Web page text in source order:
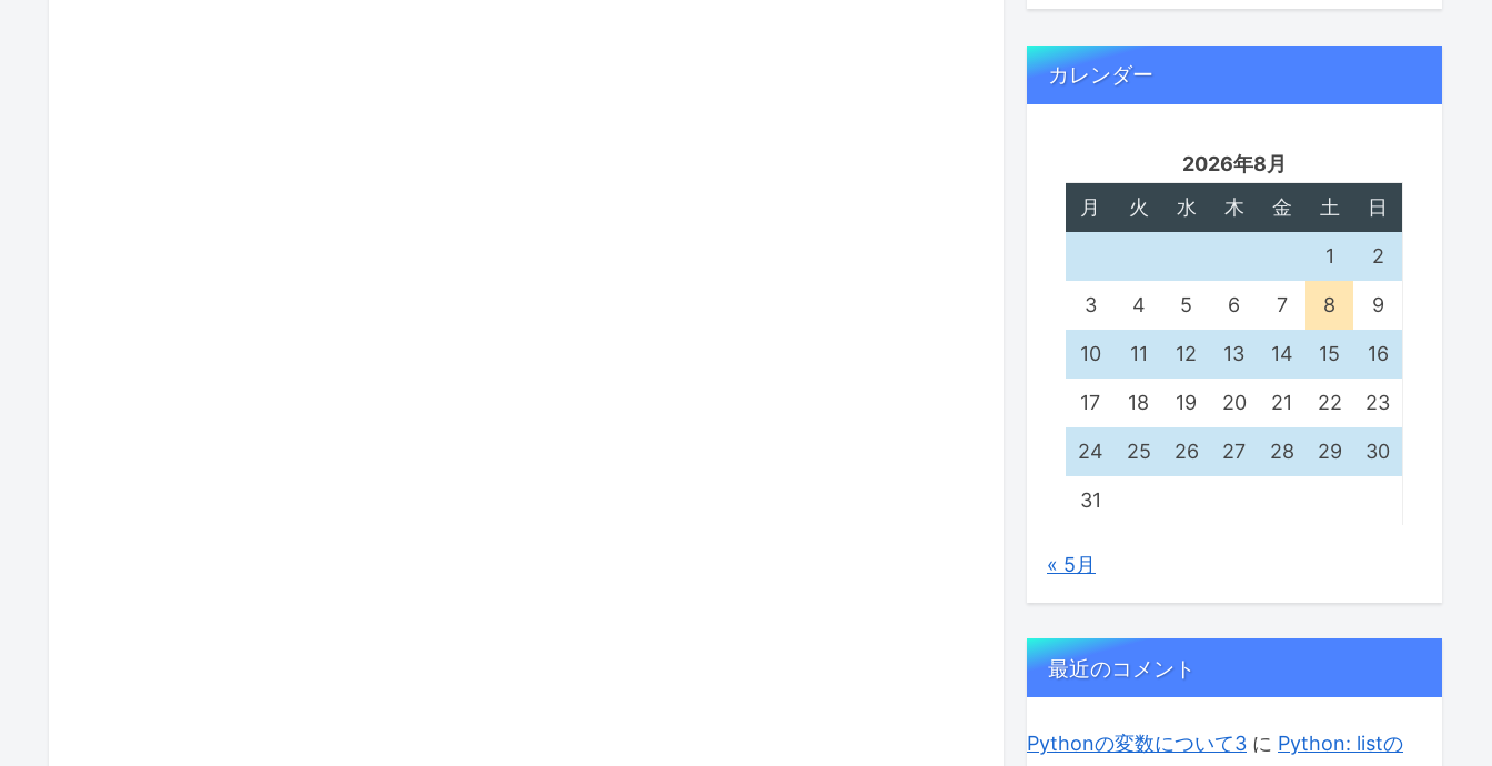
カレンダー
2026年8月
月
火 水 木 金 土 日
1 2
3 4 5 6 7 8 9
10 11 12 13 14 15 16
17 18 19 20 21 22 23
24 25 26 27 28 29 30
31
« 5月
最近のコメント
Pythonの変数について3 に Python: listの